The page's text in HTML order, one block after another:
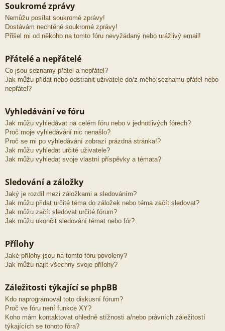
Soukromé zprávy
Nemůžu posílat soukromé zprávy!
Dostávám nechtěné soukromé zprávy!
Přišel mi od někoho na tomto fóru nevyžádaný nebo urážlivý email!
Přátelé a nepřátelé
Co jsou seznamy přátel a nepřátel?
Jak můžu přidat nebo odstranit uživatele do/z mého seznamu přátel nebo
nepřátel?
Vyhledávání ve fóru
Jak můžu vyhledávat na celém fóru nebo v jednotlivých fórech?
Proč moje vyhledávání nic nenašlo?
Proč se mi po vyhledávání zobrazí prázdná stránka!?
Jak můžu vyhledat určité uživatele?
Jak můžu vyhledat svoje vlastní příspěvky a témata?
Sledování a záložky
Jaký je rozdíl mezi záložkami a sledováním?
Jak můžu přidat určité téma do záložek nebo téma začít sledovat?
Jak můžu začít sledovat určité fórum?
Jak můžu ukončit sledování témat nebo fór?
Přílohy
Jaké přílohy jsou na tomto fóru povoleny?
Jak můžu najít všechny svoje přílohy?
Záležitosti týkající se phpBB
Kdo naprogramoval toto diskusní fórum?
Proč ve fóru není funkce XY?
Koho mám kontaktovat ohledně stížnosti a/nebo právních záležitostí
týkajících se tohoto fóra?